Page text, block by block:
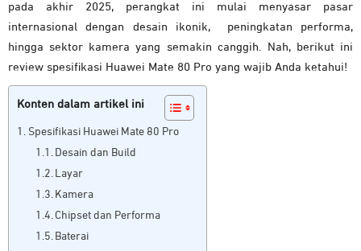
pada akhir 2025, perangkat ini mulai menyasar pasar
internasional dengan desain ikonik, peningkatan performa,
hingga sektor kamera yang semakin canggih. Nah, berikut ini
review spesifikasi Huawei Mate 80 Pro yang wajib Anda ketahui!
Konten dalam artikel ini
Spesifikasi Huawei Mate 80 Pro
Desain dan Build
Layar
Kamera
Chipset dan Performa
Baterai